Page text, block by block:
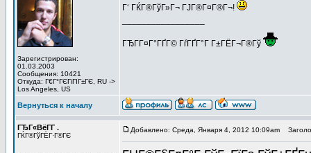
Зарегистрирован:
01.03.2003
Сообщения: 10421
Откуда: Г€Г°ГЄГіГІГ±ГЄ, RU ->
Los Angeles, US
Г‘ ГЌГ®ГўГ»Г¬ ГЈГ®Г¤Г®Г¬!
ГЂГ­Г¤Г°ГҐГ© ГѓГҐГ°Г Г±ГЁГ¬Г®Гў
Вернуться к началу
ГЂГ«ВёГ­Г .
ГЌГ®ГўГЁГ·Г®ГЄ
Добавлено: Среда, Января 4, 2012 10:09am